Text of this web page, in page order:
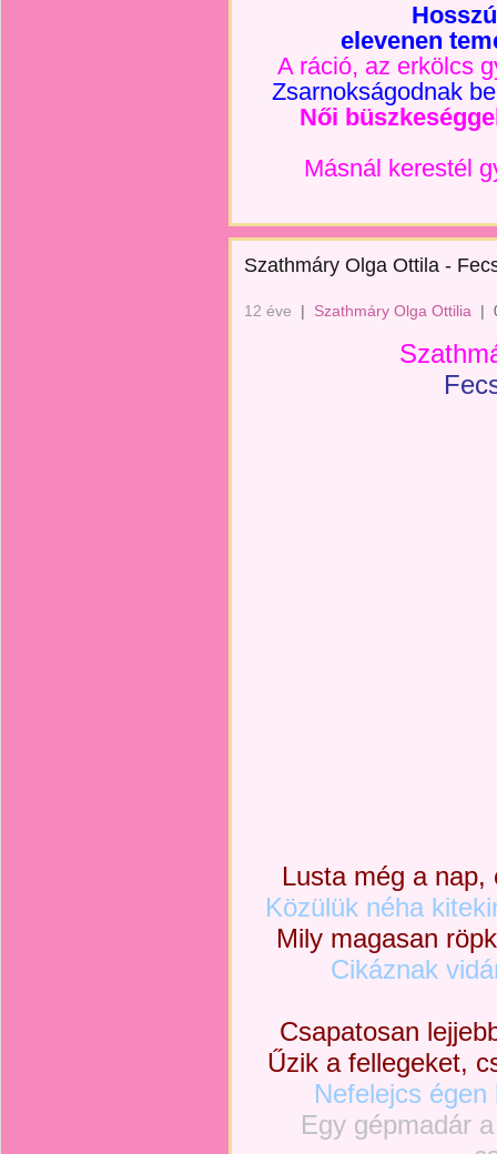
elevenen
A ráció, az erkölcs
Zsarnokságodnak
Női
Másnál kerestél
Szathmáry Olga Ottila -
12 éve | Szathmáry Olga Ottilia |
Lusta még a nap,
Közülük néha
Mily magasan
Cikáznak
Csapatosan
Űzik a fellegeket,
Nefelejcs
Egy gépmadár